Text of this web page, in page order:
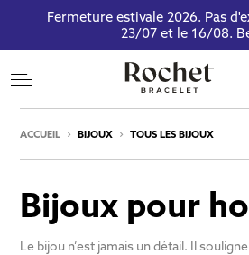
Fermeture estivale 2026. Pas
23/07 et le 16/08.
ACCUEIL BIJOUX TOUS LES BIJOUX
Bijoux pour
Le bijou n’est jamais un détail. Il